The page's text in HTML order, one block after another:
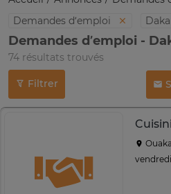
Demandes d’emploi
Demandes d’emploi -
74 résultats trouvés
Filtrer